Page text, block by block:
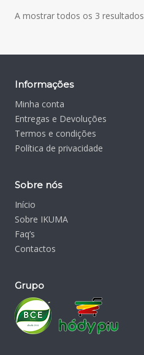
A mostrar todos os 3 resultados
Informações
Minha conta
Entregas e Devoluções
Termos e condições
Política de privacidade
Sobre nós
Início
Sobre IKUMA
Faq’s
Contactos
Grupo